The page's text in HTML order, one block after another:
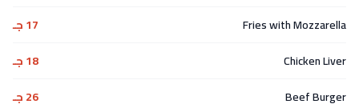
Fries with Mozzarella
17 جـ
Chicken Liver
18 جـ
Beef Burger
26 جـ